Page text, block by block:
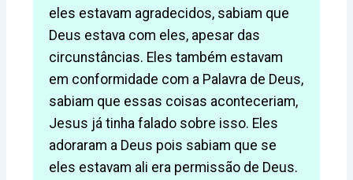
eles estavam agradecidos, sabiam que
Deus estava com eles, apesar das
circunstâncias. Eles também estavam
em conformidade com a Palavra de Deus,
sabiam que essas coisas aconteceriam,
Jesus já tinha falado sobre isso. Eles
adoraram a Deus pois sabiam que se
eles estavam ali era permissão de Deus.